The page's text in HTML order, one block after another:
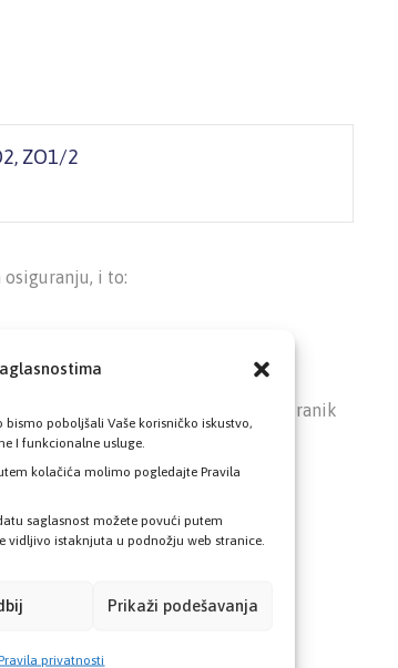
poboljšali Vaše korisničko iskustvo,
I funkcionalne usluge.
kolačića molimo pogledajte Pravila
saglasnost možete povući putem
vidljivo istaknjuta u podnožju web stranice.
Prikaži podešavanja
privatnosti
ZO1/2
i to:
izdržava,
za izdržavanje, pa ih osiguranik
pronaći na sljedećem linku